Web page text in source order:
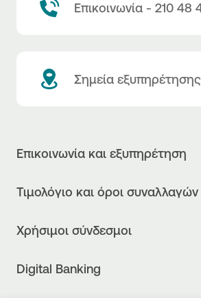
Επικοινωνία - 210 48
Σημεία εξυπηρέτησης
Επικοινωνία και εξυπηρέτηση
Η νέα Ψηφιακή Εποχή στις
Officer
Τιμολόγιο και όροι συναλλαγών
Δελτίο πληροφόρησης περί τελών
Χρήσιμοι σύνδεσμοι
Digital Banking